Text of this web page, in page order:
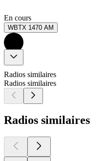
En cours
WBTX 1470 AM
Radios similaires
Radios similaires
Radios similaires